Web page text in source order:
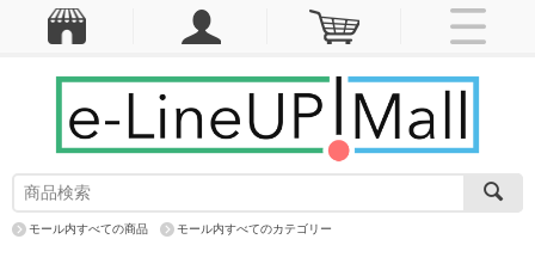
モール内すべての商品 モール内すべてのカテゴリー